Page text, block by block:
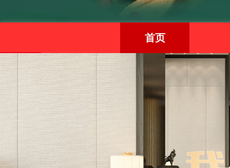
首页